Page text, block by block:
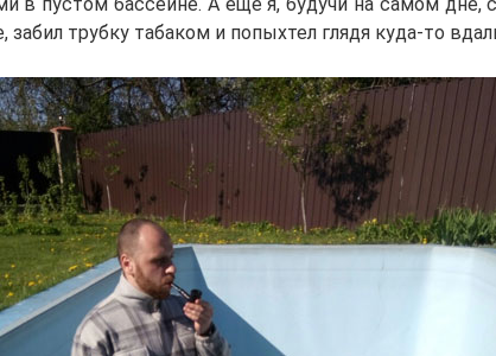
забил трубку табаком и попыхтел глядя куда-то